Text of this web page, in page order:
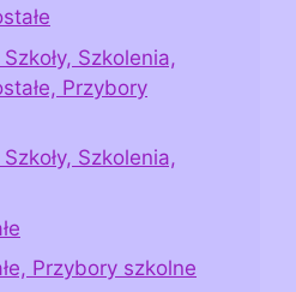
Szkolenia,
Przybory
Szkolenia,
Przybory szkolne